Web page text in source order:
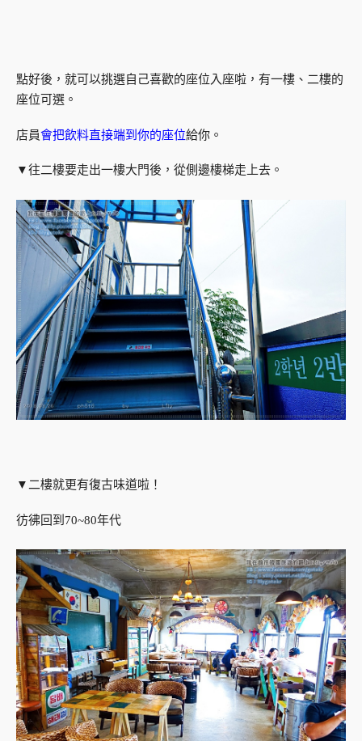
點好後，就可以挑選自己喜歡的座位入座啦，有一樓、二樓的
座位可選。
店員會把飲料直接端到你的座位給你。
▼往二樓要走出一樓大門後，從側邊樓梯走上去。
▼二樓就更有復古味道啦！
彷彿回到70~80年代